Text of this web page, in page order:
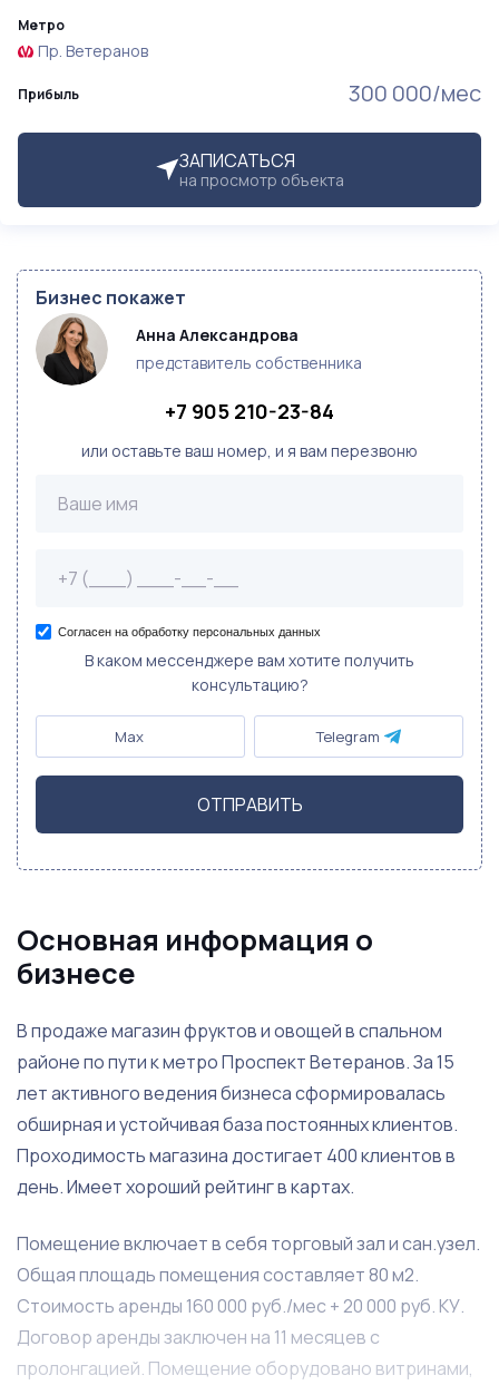
Прибыль 300 000/мес
ЗАПИСАТЬСЯ
на просмотр объекта
Метро
Пр. Ветеранов
Бизнес покажет
Анна Александрова
представитель собственника
+7 905 210-23-84
или оставьте ваш номер, и я вам перезвоню
Согласен на обработку персональных данных
В каком мессенджере вам хотите получить
консультацию?
Max Telegram
ОТПРАВИТЬ
Основная информация о
бизнесе
В продаже магазин фруктов и овощей в спальном
районе по пути к метро Проспект Ветеранов. За 15
лет активного ведения бизнеса сформировалась
обширная и устойчивая база постоянных клиентов.
Проходимость магазина достигает 400 клиентов в
день. Имеет хороший рейтинг в картах.
Помещение включает в себя торговый зал и сан.узел.
Общая площадь помещения составляет 80 м2.
Стоимость аренды 160 000 руб./мес + 20 000 руб. КУ.
Договор аренды заключен на 11 месяцев с
пролонгацией. Помещение оборудовано витринами,